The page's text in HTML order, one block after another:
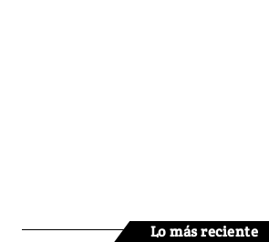
Lo más reciente